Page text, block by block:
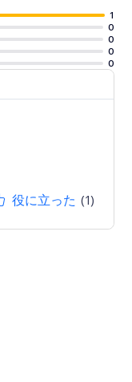
1
0
0
0
0
役に立った (1)